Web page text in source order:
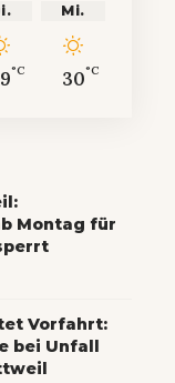
°C
Mi.
30°C
Montag für
Vorfahrt:
bei Unfall